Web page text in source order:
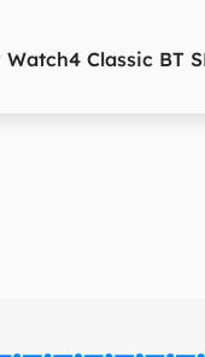
Classic BT